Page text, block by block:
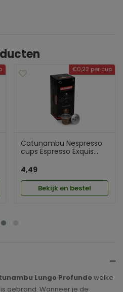
Lungo Profundo welke
gebrand. Wanneer je de
€0,22 per cup
Catunambu Nespresso
cups Espresso Exquis...
4,49
Bekijk en bestel